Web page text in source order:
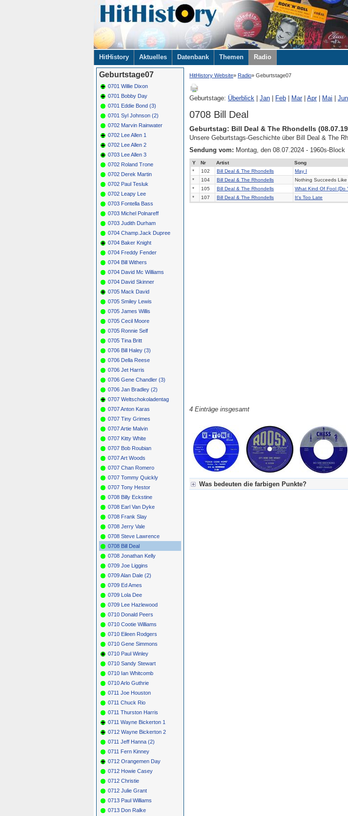
Navigation
überspringen
HitHistory Aktuelles Datenbank Themen Radio
HitHistory Website Radio Geburtstage07
Geburtstage: Überblick Jan Feb Mar| Apr| Mai Jun
0708 Bill Deal
Geburtstag: Bill Deal & The Rhondells
Unsere Geburtstags-Geschichte über Bill Deal & The
Sendung vom: Montag, den 08.07.2024 - 1960s-Block
Y Nr Artist Song
*
102 Bill Deal & The Rhondells May I
*
104 Bill Deal & The Rhondells Nothing Succeeds
*
105 Bill Deal & The Rhondells What Kind Of Fool (Do
*
107 Bill Deal & The Rhondells It's Too Late
4 Einträge insgesamt
Was bedeuten die farbigen Punkte?
Geburtstage07
0701 Willie Dixon
0701 Bobby Day
0701 Eddie Bond (3)
0701 Syl Johnson (2)
0702 Marvin Rainwater
0702 Lee Allen 1
0702 Lee Allen 2
0703 Lee Allen 3
0702 Roland Trone
0702 Derek Martin
0702 Paul Tesluk
0702 Leapy Lee
0703 Fontella Bass
0703 Michel Polnareff
0703 Judith Durham
0704 Champ.Jack Dupree
0704 Baker Knight
0704 Freddy Fender
0704 Bill Withers
0704 David Mc Williams
0704 David Skinner
0705 Mack David
0705 Smiley Lewis
0705 James Willis
0705 Cecil Moore
0705 Ronnie Self
0705 Tina Britt
0706 Bill Haley (3)
0706 Della Reese
0706 Jet Harris
0706 Gene Chandler (3)
0706 Jan Bradley (2)
0707 Weltschokoladentag
0707 Anton Karas
0707 Tiny Grimes
0707 Artie Malvin
0707 Kitty White
0707 Bob Roubian
0707 Art Woods
0707 Chan Romero
0707 Tommy Quickly
0707 Tony Hestor
0708 Billy Eckstine
0708 Earl Van Dyke
0708 Frank Slay
0708 Jerry Vale
0708 Steve Lawrence
0708 Bill Deal
0708 Jonathan Kelly
0709 Joe Liggins
0709 Alan Dale (2)
0709 Ed Ames
0709 Lola Dee
0709 Lee Hazlewood
0710 Donald Peers
0710 Cootie Williams
0710 Eileen Rodgers
0710 Gene Simmons
0710 Paul Winley
0710 Sandy Stewart
0710 Ian Whitcomb
0710 Arlo Guthrie
0711 Joe Houston
0711 Chuck Rio
0711 Thurston Harris
0711 Wayne Bickerton 1
0712 Wayne Bickerton 2
0711 Jeff Hanna (2)
0711 Fern Kinney
0712 Orangemen Day
0712 Howie Casey
0712 Christie
0712 Julie Grant
0713 Paul Williams
0713 Don Ralke